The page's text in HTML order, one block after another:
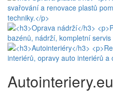
Autointeriery.eu